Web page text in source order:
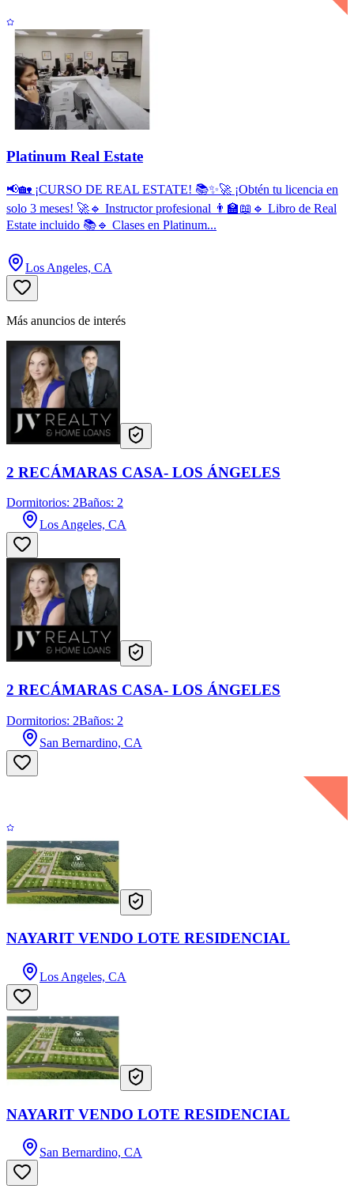
Platinum Real Estate
📢🏡 ¡CURSO DE REAL ESTATE! 📚✨🚀 ¡Obtén tu licencia en
solo 3 meses! 🚀🔹 Instructor profesional 👨‍🏫📖🔹 Libro de Real
Estate incluido 📚🔹 Clases en Platinum...
Los Angeles, CA
Más anuncios de interés
2 RECÁMARAS CASA- LOS ÁNGELES
Dormitorios: 2Baños: 2
Los Angeles, CA
2 RECÁMARAS CASA- LOS ÁNGELES
Dormitorios: 2Baños: 2
San Bernardino, CA
NAYARIT VENDO LOTE RESIDENCIAL
Los Angeles, CA
NAYARIT VENDO LOTE RESIDENCIAL
San Bernardino, CA